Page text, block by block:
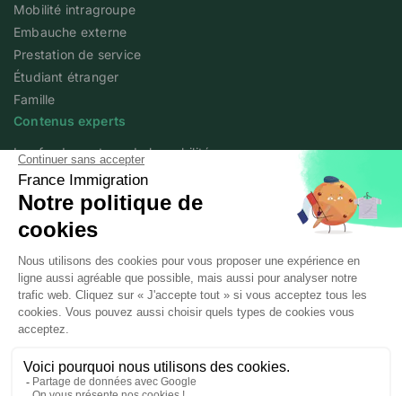
Mobilité intragroupe
Embauche externe
Prestation de service
Étudiant étranger
Famille
Contenus experts
Les fondamentaux de la mobilité
Articles experts
Flash info
Livres blancs
Webinars
Podcast We Love Mobility
A propos
Qui sommes-nous ?
Posted workers